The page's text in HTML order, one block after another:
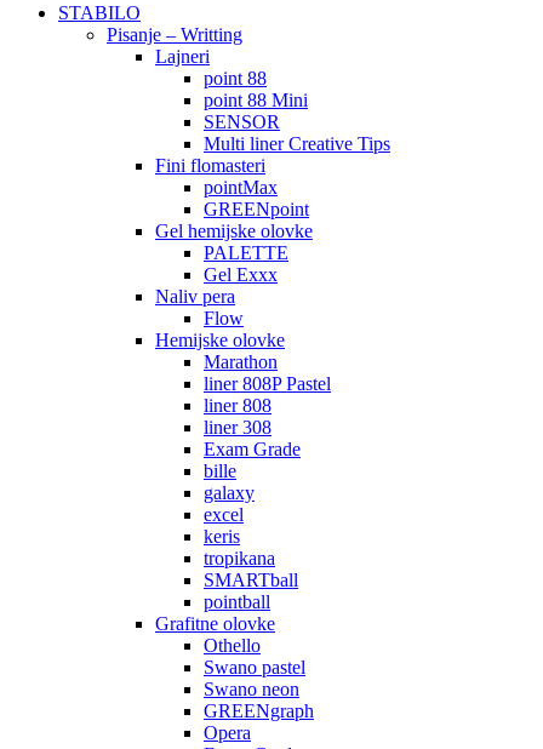
STABILO
Pisanje – Writting
Lajneri
point 88
point 88 Mini
SENSOR
Multi liner Creative Tips
Fini flomasteri
pointMax
GREENpoint
Gel hemijske olovke
PALETTE
Gel Exxx
Naliv pera
Flow
Hemijske olovke
Marathon
liner 808P Pastel
liner 808
liner 308
Exam Grade
bille
galaxy
excel
keris
tropikana
SMARTball
pointball
Grafitne olovke
Othello
Swano pastel
Swano neon
GREENgraph
Opera